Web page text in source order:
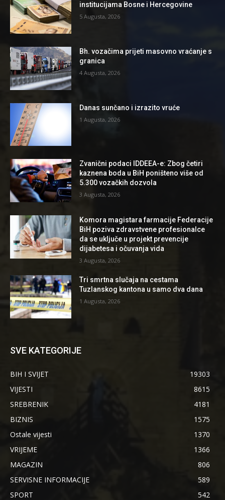
institucijama Bosne i Hercegovine
5 Augusta, 2026
Bh. vozačima prijeti masovno vraćanje s
granica
4 Augusta, 2026
Danas sunčano i izrazito vruće
1 Augusta, 2026
Zvanični podaci IDDEEA-e: Zbog četiri
kaznena boda u BiH poništeno više od
5.300 vozačkih dozvola
3 Augusta, 2026
Komora magistara farmacije Federacije
BiH poziva zdravstvene profesionalce
da se uključe u projekt prevencije
dijabetesa i očuvanja vida
3 Augusta, 2026
Tri smrtna slučaja na cestama
Tuzlanskog kantona u samo dva dana
1 Augusta, 2026
SVE KATEGORIJE
BIH I SVIJET
19303
VIJESTI
8615
SREBRENIK
4181
BIZNIS
1575
Ostale vijesti
1370
VRIJEME
1366
MAGAZIN
806
SERVISNE INFORMACIJE
589
SPORT
542